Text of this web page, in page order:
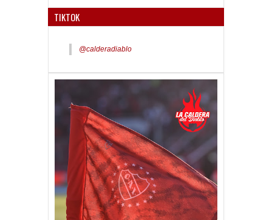
TIKTOK
@calderadiablo